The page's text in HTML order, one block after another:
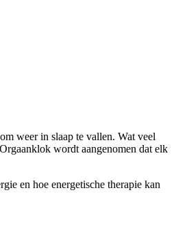
weer in slaap te vallen. Wat veel
wordt aangenomen dat elk
en hoe energetische therapie kan